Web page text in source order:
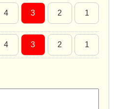
4 3 2 1
4 3 2 1